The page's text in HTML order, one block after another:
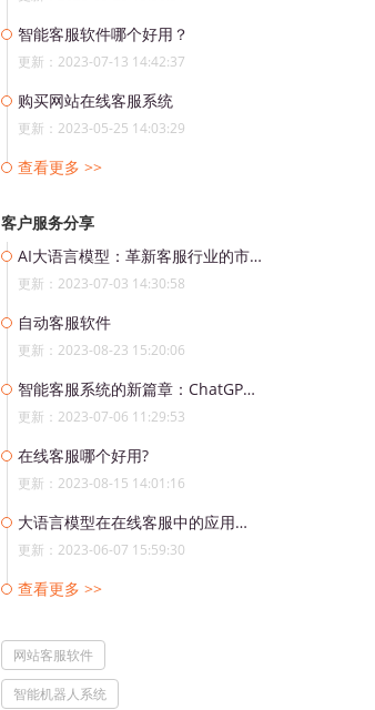
智能客服软件哪个好用？
更新：2023-07-13 14:42:37
购买网站在线客服系统
更新：2023-05-25 14:03:29
查看更多 >>
客户服务分享
AI大语言模型：革新客服行业的市场颠覆者
更新：2023-07-03 14:30:58
自动客服软件
更新：2023-08-23 15:20:06
智能客服系统的新篇章：ChatGPT的应用与发展趋势
更新：2023-07-06 11:29:53
在线客服哪个好用?
更新：2023-08-15 14:01:16
大语言模型在在线客服中的应用和前景
更新：2023-06-07 15:59:30
查看更多 >>
网站客服软件
智能机器人系统